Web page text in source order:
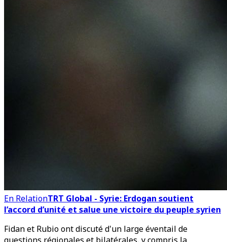
En RelationTRT Global - Syrie: Erdogan soutient
l’accord d’unité et salue une victoire du peuple syrien
Fidan et Rubio ont discuté d'un large éventail de